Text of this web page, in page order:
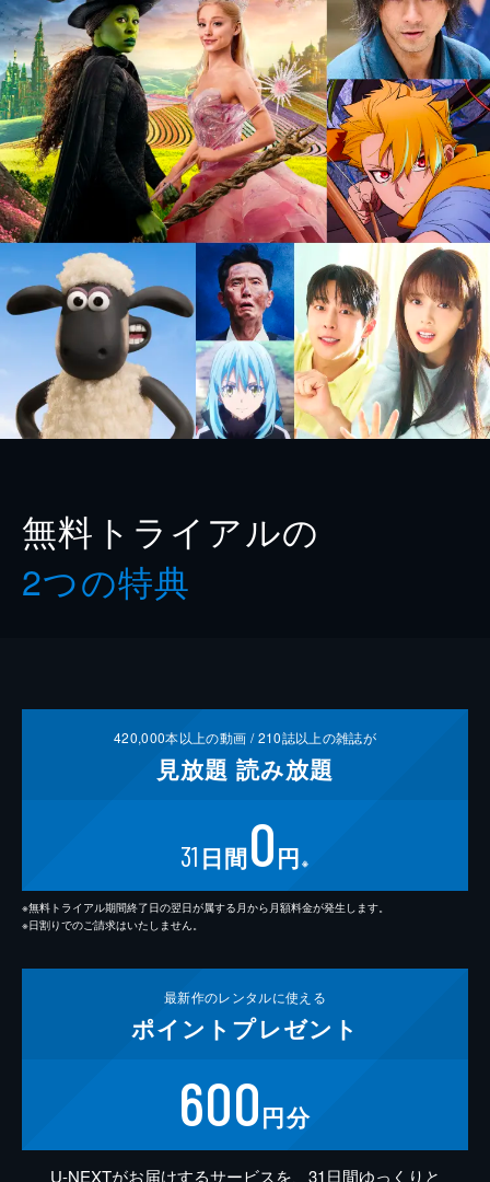
無料トライアルの
2つの特典
420,000本以上の動画 /210誌以上の雑誌が
見放題 読み放題
31 日間0円 ※
※無料トライアル期間終了日の翌日が属する月から月額料金が発生します。
※日割りでのご請求はいたしません。
最新作のレンタルに使える
ポイント プレゼント
600円分
U-NEXTがお届けするサービスを、31日間ゆっくりと